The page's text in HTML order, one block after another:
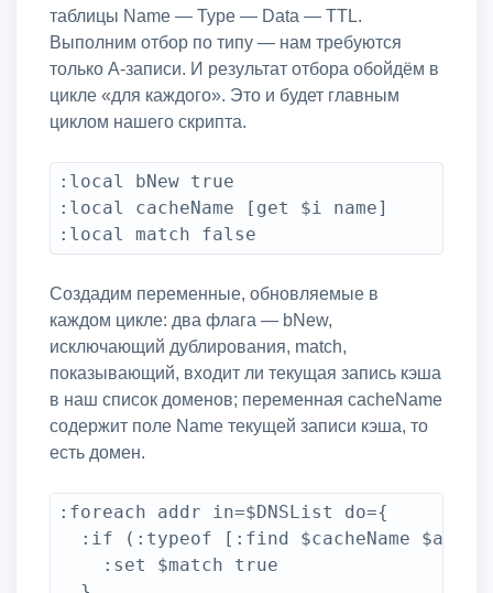
таблицы Name — Type — Data — TTL.
Выполним отбор по типу — нам требуются
только A-записи. И результат отбора обойдём в
цикле «для каждого». Это и будет главным
циклом нашего скрипта.
:local bNew true
:local cacheName [get $i name]
Создадим переменные, обновляемые в
каждом цикле: два флага — bNew,
исключающий дублирования, match,
показывающий, входит ли текущая запись кэша
в наш список доменов; переменная cacheName
содержит поле Name текущей записи кэша, то
есть домен.
:foreach addr in=$DNSList do={
:if (:typeof [:find $cacheName
    :set $match true